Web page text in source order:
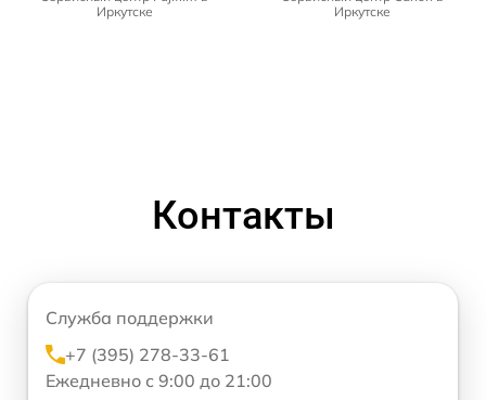
Иркутске
Иркутске
Контакты
Служба поддержки
+7 (395) 278-33-61
Ежедневно с 9:00 до 21:00